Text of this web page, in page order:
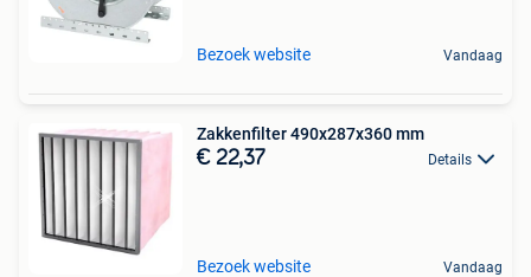
Bezoek website Vandaag
Zakkenfilter 490x287x360 mm
€ 22,37 Details
Bezoek website Vandaag